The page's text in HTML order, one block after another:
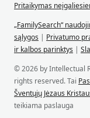
Pritaikymas
„FamilySearch“
sąlygos | Privatumo
ir kalbos parinktys |
© 2026 by Intellectual
rights reserved. Tai
Šventųjų Jėzaus
teikiama paslauga